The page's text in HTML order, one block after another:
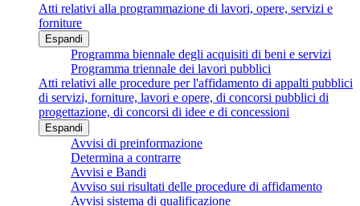
Atti relativi alla programmazione di lavori, opere, servizi e
forniture
Espandi
Programma biennale degli acquisiti di beni e servizi
Programma triennale dei lavori pubblici
Atti relativi alle procedure per l'affidamento di appalti pubblici
di servizi, forniture, lavori e opere, di concorsi pubblici di
progettazione, di concorsi di idee e di concessioni
Espandi
Avvisi di preinformazione
Determina a contrarre
Avvisi e Bandi
Avviso sui risultati delle procedure di affidamento
Avvisi sistema di qualificazione